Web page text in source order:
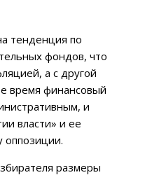
тенденция по
фондов, что
а с другой
время финансовый
и
власти» и ее
оппозиции.
размеры